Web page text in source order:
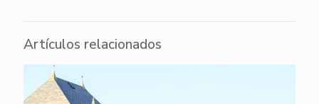
Artículos relacionados